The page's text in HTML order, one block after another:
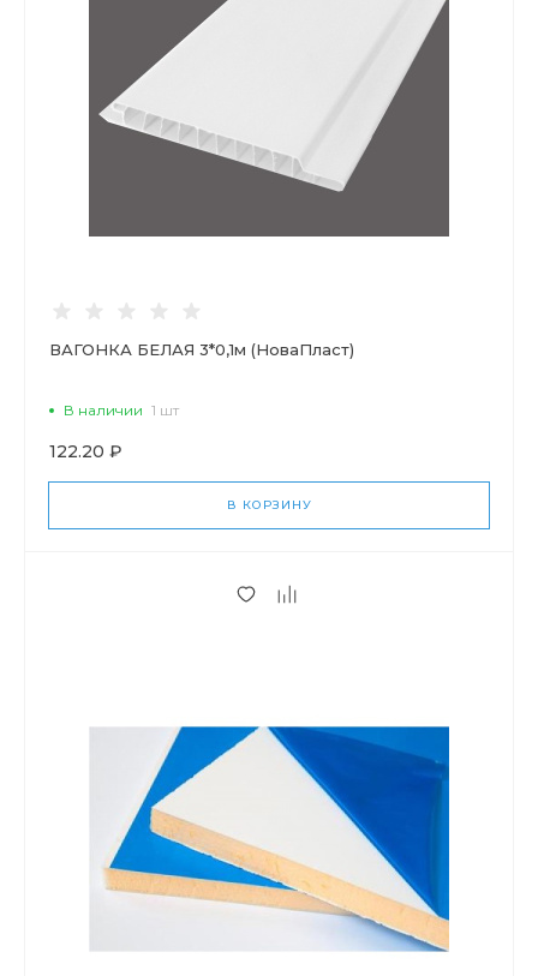
ВАГОНКА БЕЛАЯ 3*0,1м (НоваПласт)
В наличии 1 шт
122.20 ₽
В КОРЗИНУ